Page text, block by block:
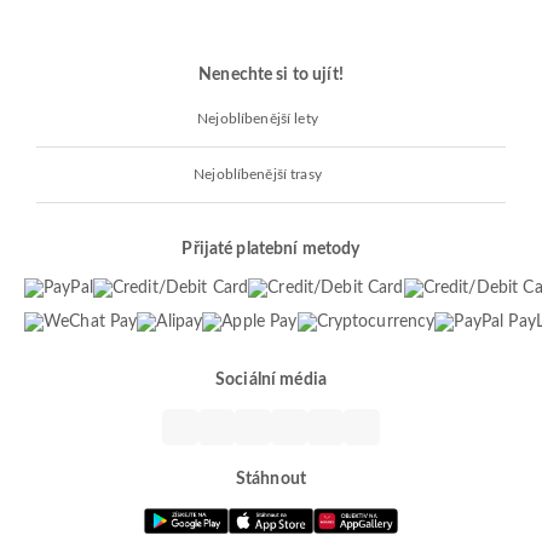
Nenechte si to ujít!
Nejoblíbenější lety
Nejoblíbenější trasy
Přijaté platební metody
Sociální média
Stáhnout